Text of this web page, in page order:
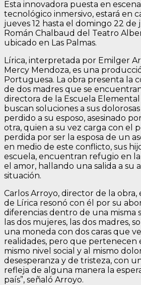
Esta innovadora puesta en
tecnológico inmersivo, estará en
jueves 12 hasta el domingo 22 de
Román Chalbaud del Teatro
ubicado en Las Palmas.
Lírica, interpretada por Emilger
Mercy Mendoza, es una
Portuguesa. La obra presenta la
de dos madres que se
directora de la Escuela
buscan soluciones a sus
perdido a su esposo, asesinado
otra, quien a su vez carga con el
perdida por ser la esposa de un
en medio de este conflicto, sus
escuela, encuentran refugio en la
el amor, hallando una salida a su
situación.
Carlos Arroyo, director de la
de Lírica resonó con él por su
diferencias dentro de una misma
las dos mujeres, las dos madres,
una moneda con dos caras que
realidades, pero que pertenecen
mismo nivel social y al mismo
desesperanza y de tristeza, con
refleja de alguna manera la
país”, señaló Arroyo.